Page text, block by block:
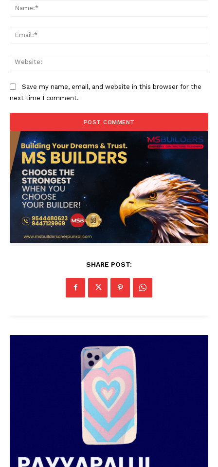
Save my name, email, and website in this browser for the
next time I comment.
SHARE POST: